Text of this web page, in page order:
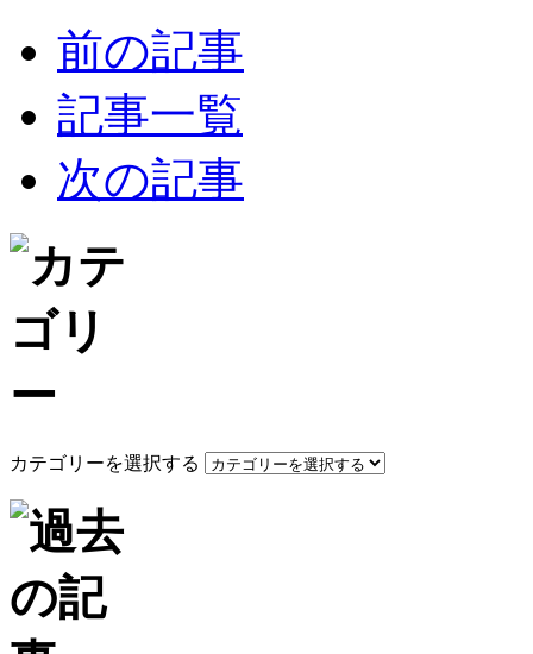
前の記事
記事一覧
次の記事
カテゴリーを選択する